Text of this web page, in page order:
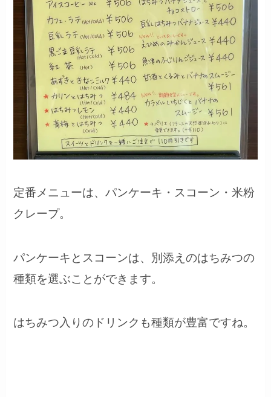
定番メニューは、パンケーキ・スコーン・米粉
クレープ。
パンケーキとスコーンは、別添えのはちみつの
種類を選ぶことができます。
はちみつ入りのドリンクも種類が豊富ですね。